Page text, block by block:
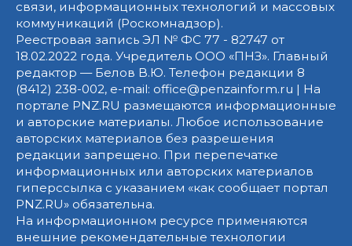
связи, информационных технологий и массовых
коммуникаций (Роскомнадзор).
Реестровая запись ЭЛ № ФС 77 - 82747 от
18.02.2022 года. Учредитель ООО «ПНЗ». Главный
редактор — Белов В.Ю. Телефон редакции 8
(8412) 238-002, e-mail: office@penzainform.ru | На
портале PNZ.RU размещаются информационные
и авторские материалы. Любое использование
авторских материалов без разрешения
редакции запрещено. При перепечатке
информационных или авторских материалов
гиперссылка с указанием «как сообщает портал
PNZ.RU» обязательна.
На информационном ресурсе применяются
внешние рекомендательные технологии